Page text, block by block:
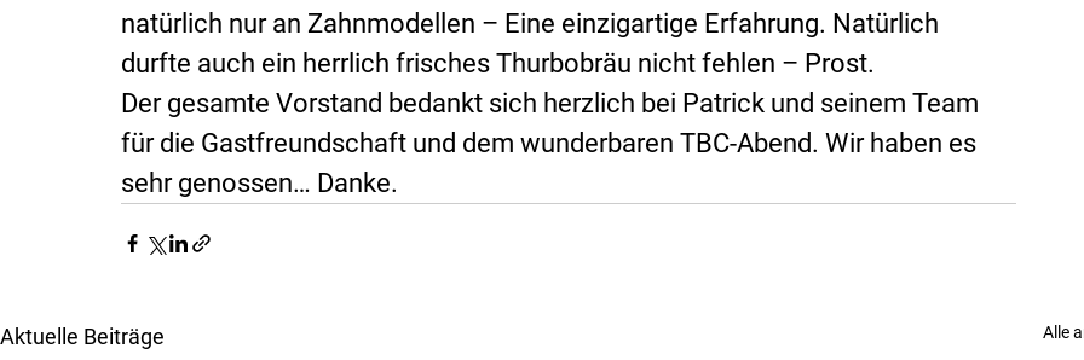
natürlich nur an Zahnmodellen – Eine einzigartige Erfahrung. Natürlich
durfte auch ein herrlich frisches Thurbobräu nicht fehlen – Prost.
Der gesamte Vorstand bedankt sich herzlich bei Patrick und seinem Team
für die Gastfreundschaft und dem wunderbaren TBC-Abend. Wir haben es
sehr genossen… Danke.
Aktuelle Beiträge Alle